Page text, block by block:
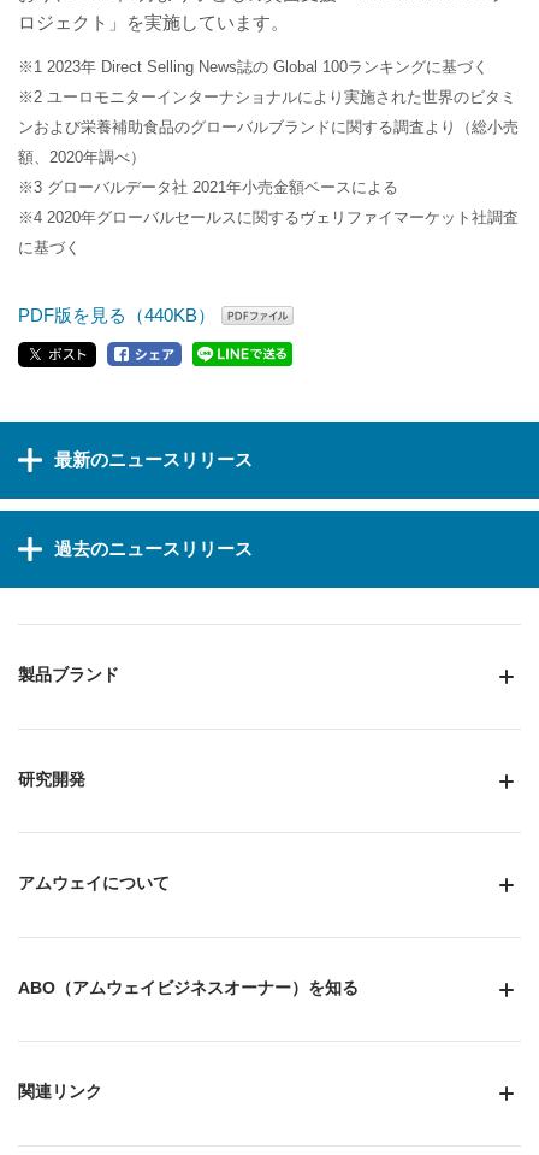
ロジェクト」を実施しています。
※1 2023年 Direct Selling News誌の Global 100ランキングに基づく
※2 ユーロモニターインターナショナルにより実施された世界のビタミ
ンおよび栄養補助食品のグローバルブランドに関する調査より（総小売
額、2020年調べ）
※3 グローバルデータ社 2021年小売金額ベースによる
※4 2020年グローバルセールスに関するヴェリファイマーケット社調査
に基づく
PDF版を見る（440KB）
最新のニュースリリース
過去のニュースリリース
製品ブランド
研究開発
アムウェイについて
ABO（アムウェイビジネスオーナー）を知る
関連リンク